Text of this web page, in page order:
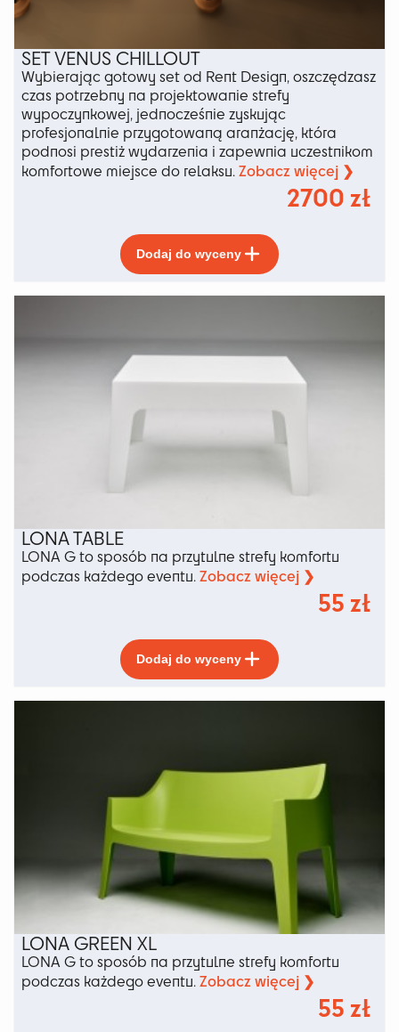
SET VENUS CHILLOUT
Wybierając gotowy set od Rent Design, oszczędzasz
czas potrzebny na projektowanie strefy
wypoczynkowej, jednocześnie zyskując
profesjonalnie przygotowaną aranżację, która
podnosi prestiż wydarzenia i zapewnia uczestnikom
komfortowe miejsce do relaksu. Zobacz więcej ❯
2700 zł
Dodaj do wyceny
produkt
ma
wiele
można
LONA TABLE
LONA G to sposób na przytulne strefy komfortu
podczas każdego eventu. Zobacz więcej ❯
55 zł
Dodaj do wyceny
produkt
ma
wiele
wybrać
produktu
LONA GREEN XL
LONA G to sposób na przytulne strefy komfortu
podczas każdego eventu. Zobacz więcej ❯
55 zł